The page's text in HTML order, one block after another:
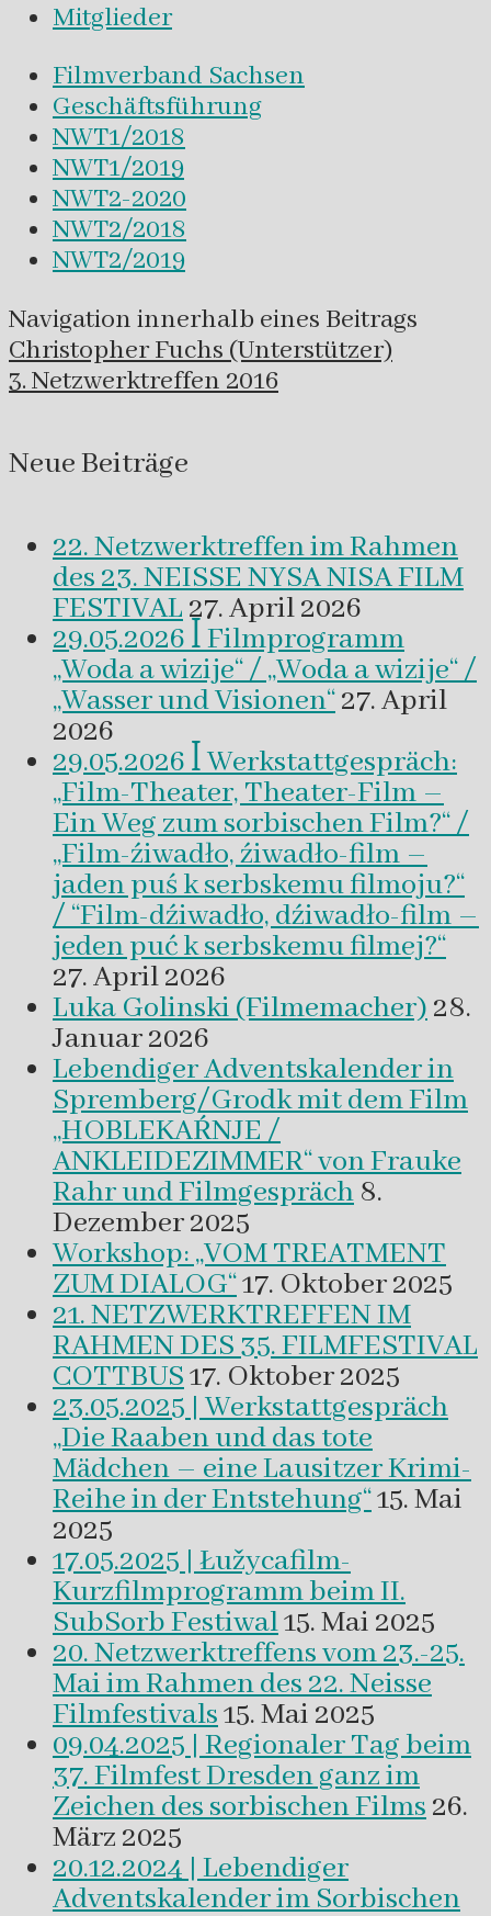
Mitglieder
Filmverband Sachsen
Geschäftsführung
NWT1/2018
NWT1/2019
NWT2-2020
NWT2/2018
NWT2/2019
Navigation innerhalb eines Beitrags
Christopher Fuchs (Unterstützer)
3. Netzwerktreffen 2016
Neue Beiträge
22. Netzwerktreffen im Rahmen
des 23. NEISSE NYSA NISA FILM
FESTIVAL 27. April 2026
29.05.2026 ꟾ Filmprogramm
„Woda a wizije“ / „Woda a wizije“ /
„Wasser und Visionen“27. April
2026
29.05.2026 ꟾ Werkstattgespräch:
„Film-Theater, Theater-Film –
Ein Weg zum sorbischen Film?“ /
„Film-źiwadło, źiwadło-film –
jaden puś k serbskemu filmoju?“
/ “Film-dźiwadło, dźiwadło-film –
jeden puć k serbskemu filmej?“
27. April 2026
Luka Golinski (Filmemacher) 28.
Januar 2026
Lebendiger Adventskalender in
Spremberg/Grodk mit dem Film
„HOBLEKAŔNJE /
ANKLEIDEZIMMER“ von Frauke
Rahr und Filmgespräch 8.
Dezember 2025
Workshop: „VOM TREATMENT
ZUM DIALOG“17. Oktober 2025
21. NETZWERKTREFFEN IM
RAHMEN DES 35. FILMFESTIVAL
COTTBUS17. Oktober 2025
23.05.2025 | Werkstattgespräch
„Die Raaben und das tote
Mädchen – eine Lausitzer Krimi-
Reihe in der Entstehung“15. Mai
2025
17.05.2025 | Łužycafilm-
Kurzfilmprogramm beim II.
SubSorb Festiwal15. Mai 2025
20. Netzwerktreffens vom 23.-25.
Mai im Rahmen des 22. Neisse
Filmfestivals15. Mai 2025
09.04.2025 | Regionaler Tag beim
37. Filmfest Dresden ganz im
Zeichen des sorbischen Films 26.
März 2025
20.12.2024 | Lebendiger
Adventskalender im Sorbischen